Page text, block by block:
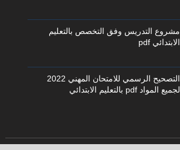
مشروع التدريس وفق التخصص بالتعليم
الابتدائي pdf
التصحيح الرسمي للامتحان المهني 2022
لجميع المواد pdf بالتعليم الابتدائي